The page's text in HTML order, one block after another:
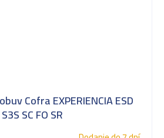
Cofra EXPERIENCIA ESD
S3S SC FO SR